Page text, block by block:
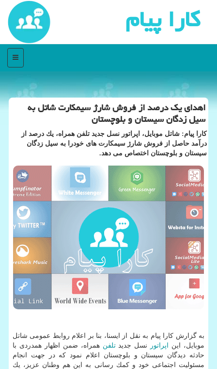
كارا پیام
منو
اهدای یك درصد از فروش شارژ سیمكارت شاتل به
سیل زدگان سیستان و بلوچستان
كارا پیام: شاتل موبایل، اپراتور نسل جدید تلفن همراه، یك درصد از
درآمد حاصل از فروش شارژ سیمكارت های خودرا به سیل زدگان
سیستان و بلوچستان اختصاص می دهد.
به گزارش كارا پیام به نقل از ایسنا، بنا بر اعلام روابط عمومی شاتل
موبایل، این
اپراتور نسل جدیدتلفن همراه، ضمن اظهار همدردی با
حادثه دیدگان سیستان و بلوچستان اعلام نمود كه در جهت انجام
مسئولیت اجتماعی خود و كمك رسانی به این هم وطنان عزیز، یك